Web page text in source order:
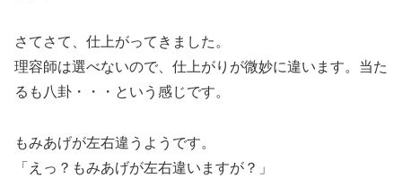
さてさて、仕上がってきました。
理容師は選べないので、仕上がりが微妙に違います。当た
るも八卦・・・という感じです。
もみあげが左右違うようです。
「えっ？もみあげが左右違いますが？」